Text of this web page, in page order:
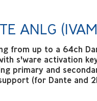
ANLG
from up to a 64ch
s'ware activation
primary and
(for Dante and